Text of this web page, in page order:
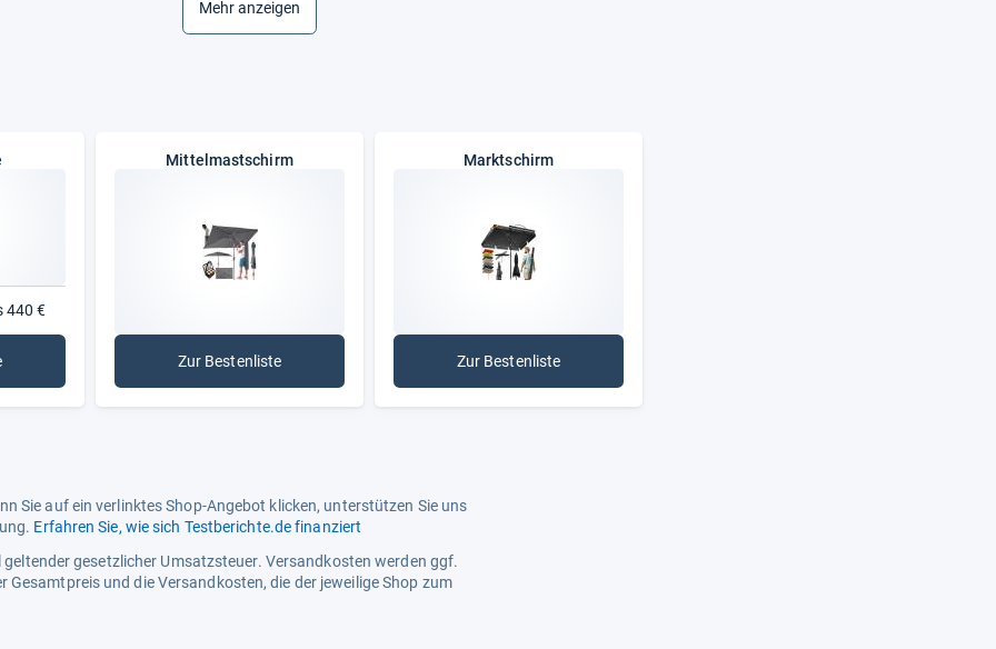
Gewicht
Mehr anzeigen
440 €
Mittelmastschirm
Zur Bestenliste: Mittelmastschirm
Marktschirm
Zur Bestenliste
: Marktschirm
Sie auf ein verlinktes Shop-Angebot klicken, unterstützen Sie uns
Erfahren Sie, wie sich Testberichte.de finanziert
gesetzlicher Umsatzsteuer. Versandkosten werden ggf.
und die Versandkosten, die der jeweilige Shop zum